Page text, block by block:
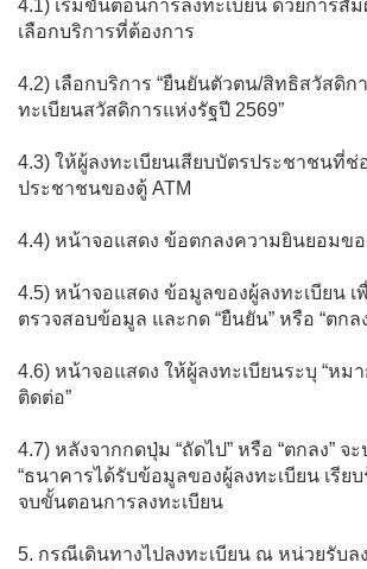
4.1) เริ่มขั้นตอนการลงทะเบียน ด้วยการสั
เลือกบริการที่ต้องการ
4.2) เลือกบริการ “ยืนยันตัวตน/สิทธิสวัสดิกา
ทะเบียนสวัสดิการแห่งรัฐปี 2569”
4.3) ให้ผู้ลงทะเบียนเสียบบัตรประชาชนที่ช่
ประชาชนของตู้ ATM
4.4) หน้าจอแสดง ข้อตกลงความยินยอมขอ
4.5) หน้าจอแสดง ข้อมูลของผู้ลงทะเบียน เ
ตรวจสอบข้อมูล และกด “ยืนยัน” หรือ “ตกล
4.6) หน้าจอแสดง ให้ผู้ลงทะเบียนระบุ “หม
ติดต่อ”
4.7) หลังจากกดปุ่ม “ถัดไป” หรือ “ตกลง” จ
“ธนาคารได้รับข้อมูลของผู้ลงทะเบียน เรียบ
จบขั้นตอนการลงทะเบียน
5. กรณีเดินทางไปลงทะเบียน ณ หน่วยรับล